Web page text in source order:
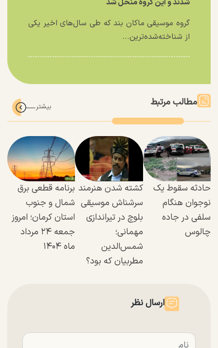
شدند و این گروه منحل شد
گروه موسیقی ماکان بند که طی سال‌های اخیر یکی
از شناخته‌شده‌ترین...
مطالب مرتبط
حادثه سقوط یک
نوجوان هنگام
سلفی در جاده
چالوس
کشته شدن هنرمند
سرشناش موسیقی
بلوچ در تیراندازی
مهمانی؛
شمس‌الدین
مطربیان که بود؟
برنامه قطعی برق
شمال و جنوب
استان کرمان؛ امروز
جمعه ۲۴ مرداد
ماه ۱۴۰۴
ارسال نظر